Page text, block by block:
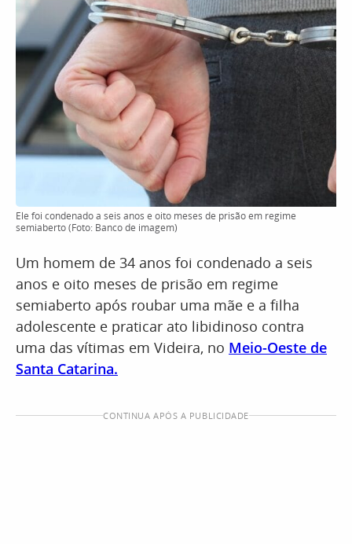
Ele foi condenado a seis anos e oito meses de prisão em regime
semiaberto (Foto: Banco de imagem)
Um homem de 34 anos foi condenado a seis
anos e oito meses de prisão em regime
semiaberto após roubar uma mãe e a filha
adolescente e praticar ato libidinoso contra
uma das vítimas em Videira, no Meio-Oeste de
Santa Catarina.
CONTINUA APÓS A PUBLICIDADE